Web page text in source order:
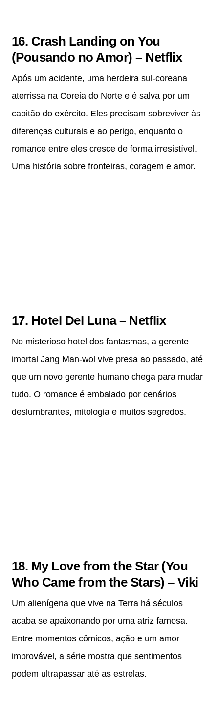
16. Crash Landing on You
(Pousando no Amor) – Netflix
Após um acidente, uma herdeira sul-coreana
aterrissa na Coreia do Norte e é salva por um
capitão do exército. Eles precisam sobreviver às
diferenças culturais e ao perigo, enquanto o
romance entre eles cresce de forma irresistível.
Uma história sobre fronteiras, coragem e amor.
17. Hotel Del Luna – Netflix
No misterioso hotel dos fantasmas, a gerente
imortal Jang Man‑wol vive presa ao passado, até
que um novo gerente humano chega para mudar
tudo. O romance é embalado por cenários
deslumbrantes, mitologia e muitos segredos.
18. My Love from the Star (You
Who Came from the Stars) – Viki
Um alienígena que vive na Terra há séculos
acaba se apaixonando por uma atriz famosa.
Entre momentos cômicos, ação e um amor
improvável, a série mostra que sentimentos
podem ultrapassar até as estrelas.